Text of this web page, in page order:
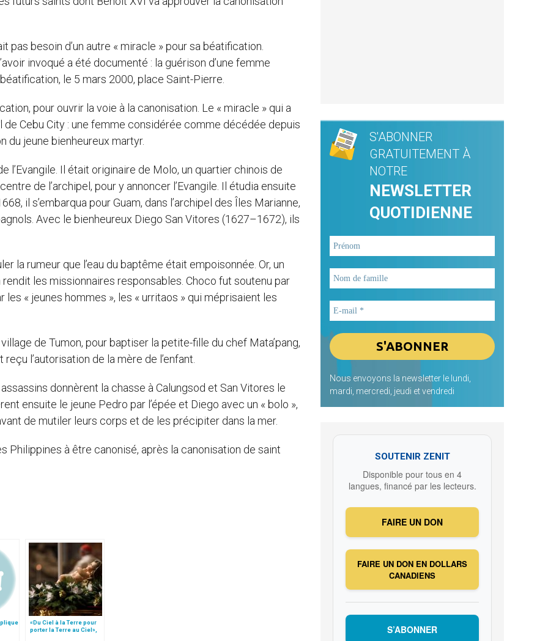
pas besoin d’un autre « miracle » pour sa béatification.
invoqué a été documenté : la guérison d’une femme
le 5 mars 2000, place Saint-Pierre.
pour ouvrir la voie à la canonisation. Le « miracle » qui a
Cebu City : une femme considérée comme décédée depuis
du jeune bienheureux martyr.
l’Evangile. Il était originaire de Molo, un quartier chinois de
de l’archipel, pour y annoncer l’Evangile. Il étudia ensuite
il s’embarqua pour Guam, dans l’archipel des Îles Marianne,
Avec le bienheureux Diego San Vitores (1627–1672), ils
la rumeur que l’eau du baptême était empoisonnée. Or, un
les missionnaires responsables. Choco fut soutenu par
les « jeunes hommes », les « urritaos » qui méprisaient les
de Tumon, pour baptiser la petite-fille du chef Mata’pang,
l’autorisation de la mère de l’enfant.
donnèrent la chasse à Calungsod et San Vitores le
ensuite le jeune Pedro par l’épée et Diego avec un « bolo »,
de mutiler leurs corps et de les précipiter dans la mer.
Philippines à être canonisé, après la canonisation de saint
«Du Ciel à la Terre pour
porter la Terre au Ciel»,
S'ABONNER
GRATUITEMENT À
NOTRE
NEWSLETTER
QUOTIDIENNE
Nous envoyons la newsletter le lundi,
mardi, mercredi, jeudi et vendredi
SOUTENIR ZENIT
Disponible pour tous en 4
langues, financé par les lecteurs.
FAIRE UN DON
FAIRE UN DON EN DOLLARS
CANADIENS
S’ABONNER